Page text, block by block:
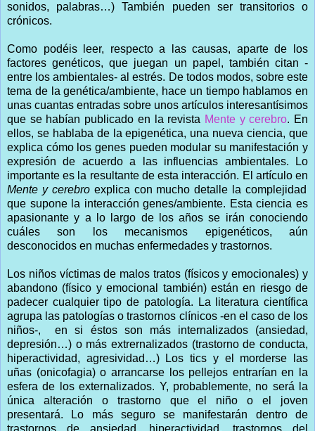
sonidos, palabras…) También pueden ser transitorios o
crónicos.
Como podéis leer, respecto a las causas, aparte de los
factores genéticos, que juegan un papel, también citan -
entre los ambientales- al estrés. De todos modos, sobre este
tema de la genética/ambiente, hace un tiempo hablamos en
unas cuantas entradas sobre unos artículos interesantísimos
que se habían publicado en la revista Mente y cerebro. En
ellos, se hablaba de la epigenética, una nueva ciencia, que
explica cómo los genes pueden modular su manifestación y
expresión de acuerdo a las influencias ambientales. Lo
importante es la resultante de esta interacción. El artículo en
Mente y cerebroexplica con mucho detalle la complejidad
que supone la interacción genes/ambiente. Esta ciencia es
apasionante y a lo largo de los años se irán conociendo
cuáles son los mecanismos epigenéticos, aún
desconocidos en muchas enfermedades y trastornos.
Los niños víctimas de malos tratos (físicos y emocionales) y
abandono (físico y emocional también) están en riesgo de
padecer cualquier tipo de patología. La literatura científica
agrupa las patologías o trastornos clínicos -en el caso de los
niños-, en si éstos son más internalizados (ansiedad,
depresión…) o más extrernalizados (trastorno de conducta,
hiperactividad, agresividad…) Los tics y el morderse las
uñas (onicofagia) o arrancarse los pellejos entrarían en la
esfera de los externalizados. Y, probablemente, no será la
única alteración o trastorno que el niño o el joven
presentará. Lo más seguro se manifestarán dentro de